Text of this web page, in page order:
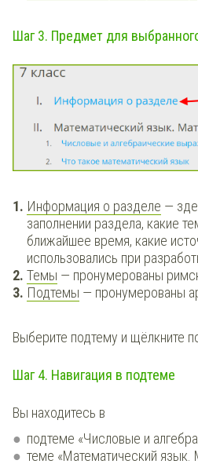
Шаг 3. Предмет для
Информация о разделе —
заполнении раздела, какие
ближайшее время, какие
использовались при
Темы — пронумерованы
Подтемы — пронумерованы
Выберите подтему и щёлкните
Шаг 4. Навигация в подтеме
Вы находитесь в
подтеме «Числовые и
теме «Математический язык.